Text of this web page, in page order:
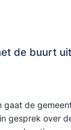
de buurt
gaat de
gesprek over